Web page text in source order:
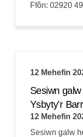
Ffôn: 02920
12 Mehefin
Sesiwn
Ysbyty'r
12 Mehefin
Sesiwn galw